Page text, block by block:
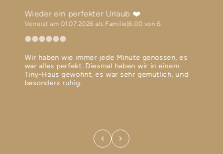
Wieder ein perfekter Urlaub ❤️
Verreist am 01.07.2026 als Familie 6,00 von 6
Wir haben wie immer jede Minute genossen, es
war alles perfekt. Diesmal haben wir in einem
Tiny-Haus gewohnt, es war sehr gemütlich, und
besonders ruhig.